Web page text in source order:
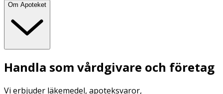
Om Apoteket
Handla som vårdgivare och företag
Vi erbjuder läkemedel, apoteksvaror,